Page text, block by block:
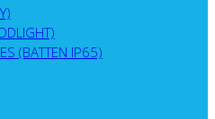
(BATTEN IP65)